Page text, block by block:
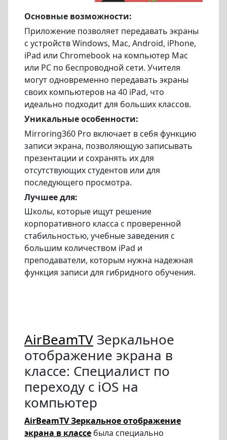
Основные возможности:
Приложение позволяет передавать экраны
с устройств Windows, Mac, Android, iPhone,
iPad или Chromebook на компьютер Mac
или PC по беспроводной сети. Учителя
могут одновременно передавать экраны
своих компьютеров на 40 iPad, что
идеально подходит для больших классов.
Уникальные особенности:
Mirroring360 Pro включает в себя функцию
записи экрана, позволяющую записывать
презентации и сохранять их для
отсутствующих студентов или для
последующего просмотра.
Лучшее для:
Школы, которые ищут решение
корпоративного класса с проверенной
стабильностью, учебные заведения с
большим количеством iPad и
преподаватели, которым нужна надежная
функция записи для гибридного обучения.
AirBeamTV Зеркальное
отображение экрана в
классе: Специалист по
переходу с iOS на
компьютер
AirBeamTV Зеркальное отображение
экрана в классе была специально